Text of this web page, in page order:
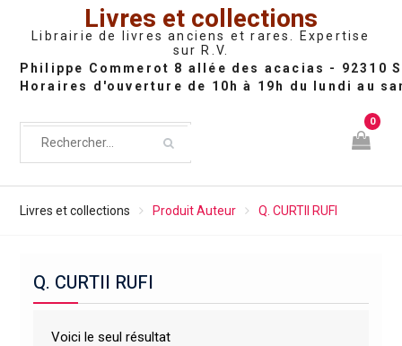
Livres et collections
Librairie de livres anciens et rares. Expertise
sur R.V.
0
Livres et collections Produit Auteur Q. CURTII RUFI
Q. CURTII RUFI
Voici le seul résultat